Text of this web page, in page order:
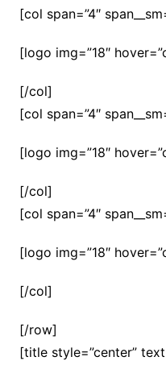
[col span=”4″
[logo img=”18″
[/col]
[col span=”4″
[logo img=”18″
[/col]
[col span=”4″
[logo img=”18″
[/col]
[/row]
[title style=”center”